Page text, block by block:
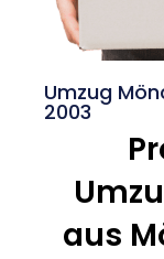
Umzug
2003
aus